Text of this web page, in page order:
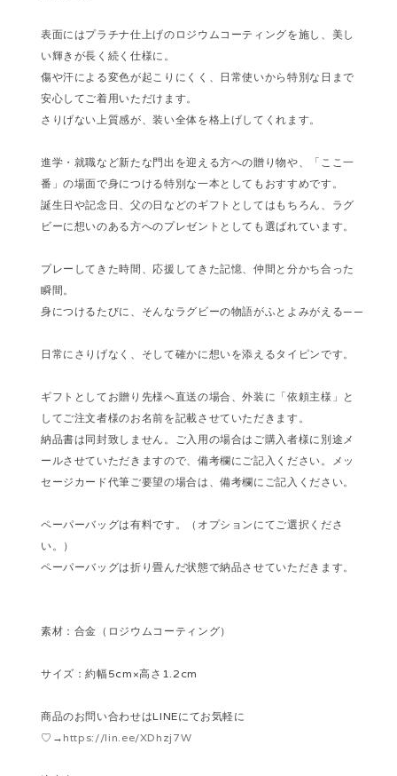
表面にはプラチナ仕上げのロジウムコーティングを施し、美し
い輝きが長く続く仕様に。
傷や汗による変色が起こりにくく、日常使いから特別な日まで
安心してご着用いただけます。
さりげない上質感が、装い全体を格上げしてくれます。
進学・就職など新たな門出を迎える方への贈り物や、「ここ一
番」の場面で身につける特別な一本としてもおすすめです。
誕生日や記念日、父の日などのギフトとしてはもちろん、ラグ
ビーに想いのある方へのプレゼントとしても選ばれています。
プレーしてきた時間、応援してきた記憶、仲間と分かち合った
瞬間。
身につけるたびに、そんなラグビーの物語がふとよみがえる——
日常にさりげなく、そして確かに想いを添えるタイピンです。
ギフトとしてお贈り先様へ直送の場合、外装に「依頼主様」と
してご注文者様のお名前を記載させていただきます。
納品書は同封致しません。ご入用の場合はご購入者様に別途メ
ールさせていただきますので、備考欄にご記入ください。メッ
セージカード代筆ご要望の場合は、備考欄にご記入ください。
ペーパーバッグは有料です。（オプションにてご選択くださ
い。）
ペーパーバッグは折り畳んだ状態で納品させていただきます。
素材：合金（ロジウムコーティング）
サイズ：約幅5cm×高さ1.2cm
商品のお問い合わせはLINEにてお気軽に
♡→ https://lin.ee/XDhzj7W